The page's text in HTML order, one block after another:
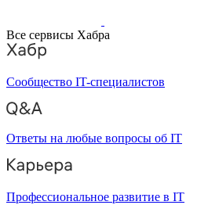
Все сервисы Хабра
Сообщество IT-специалистов
Ответы на любые вопросы об IT
Профессиональное развитие в IT